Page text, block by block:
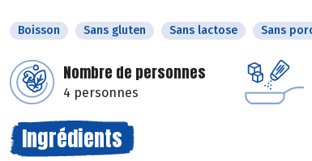
Boisson Sans gluten Sans lactose Sans
Nombre de personnes
4 personnes
Ingrédients